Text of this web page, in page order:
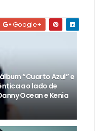
Google+
“Cuarto Azul” e
ao lado de
Ocean e Kenia